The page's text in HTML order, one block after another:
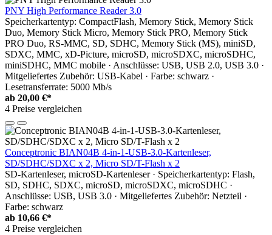
PNY High Performance Reader 3.0
Speicherkartentyp: CompactFlash, Memory Stick, Memory Stick
Duo, Memory Stick Micro, Memory Stick PRO, Memory Stick
PRO Duo, RS-MMC, SD, SDHC, Memory Stick (MS), miniSD,
SDXC, MMC, xD-Picture, microSD, microSDXC, microSDHC,
miniSDHC, MMC mobile · Anschlüsse: USB, USB 2.0, USB 3.0 ·
Mitgeliefertes Zubehör: USB-Kabel · Farbe: schwarz ·
Lesetransferrate: 5000 Mb/s
ab 20,00 €*
4 Preise vergleichen
Conceptronic BIAN04B 4-in-1-USB-3.0-Kartenleser,
SD/SDHC/SDXC x 2, Micro SD/T-Flash x 2
SD-Kartenleser, microSD-Kartenleser · Speicherkartentyp: Flash,
SD, SDHC, SDXC, microSD, microSDXC, microSDHC ·
Anschlüsse: USB, USB 3.0 · Mitgeliefertes Zubehör: Netzteil ·
Farbe: schwarz
ab 10,66 €*
4 Preise vergleichen